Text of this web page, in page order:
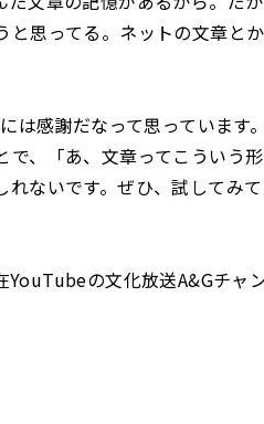
思ってる。ネットの文章と
は感謝だなって思っています
、「あ、文章ってこういう
ないです。ぜひ、試してみ
YouTubeの文化放送A&Gチャ